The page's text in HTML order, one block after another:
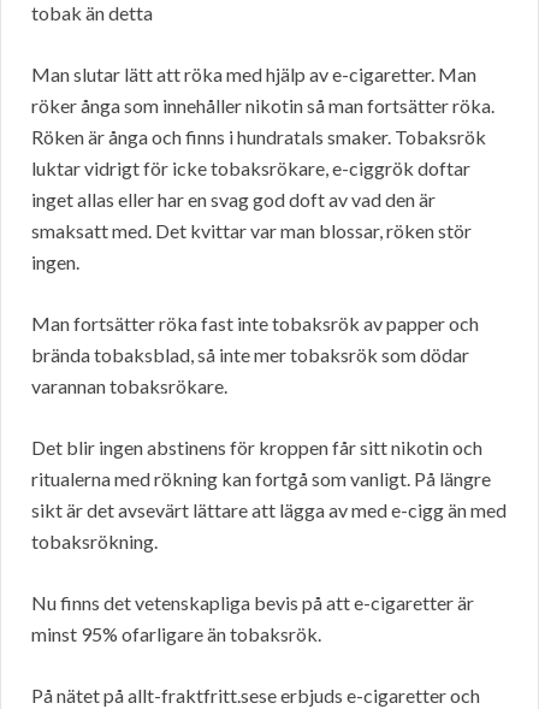
tobak än detta
Man slutar lätt att röka med hjälp av e-cigaretter. Man
röker ånga som innehåller nikotin så man fortsätter röka.
Röken är ånga och finns i hundratals smaker. Tobaksrök
luktar vidrigt för icke tobaksrökare, e-ciggrök doftar
inget allas eller har en svag god doft av vad den är
smaksatt med. Det kvittar var man blossar, röken stör
ingen.
Man fortsätter röka fast inte tobaksrök av papper och
brända tobaksblad, så inte mer tobaksrök som dödar
varannan tobaksrökare.
Det blir ingen abstinens för kroppen får sitt nikotin och
ritualerna med rökning kan fortgå som vanligt. På längre
sikt är det avsevärt lättare att lägga av med e-cigg än med
tobaksrökning.
Nu finns det vetenskapliga bevis på att e-cigaretter är
minst 95% ofarligare än tobaksrök.
På nätet på allt-fraktfritt.sese erbjuds e-cigaretter och